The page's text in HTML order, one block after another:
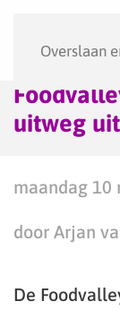
Overslaan
uitweg
maandag 10
door Arjan
De